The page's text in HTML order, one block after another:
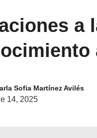
a
Sofia Martínez Avilés
14, 2025